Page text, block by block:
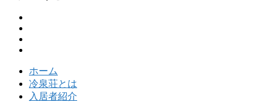
ホーム
冷泉荘とは
入居者紹介